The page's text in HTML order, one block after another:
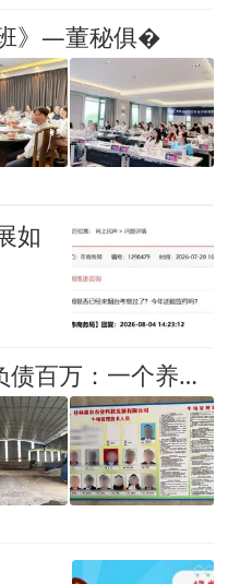
班》—董秘俱�
如
从“零风险零投入”到负债百万：一个养牛项目崩盘后，谁该为农户的贷款买单丨红星调查